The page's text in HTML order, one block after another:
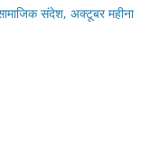
संदेश, अक्टूबर महीना